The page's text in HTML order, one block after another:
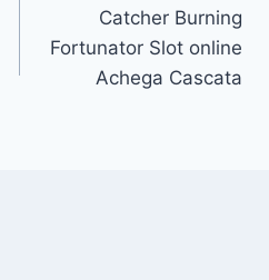
Catcher Burning
Fortunator Slot online
Achega Cascata